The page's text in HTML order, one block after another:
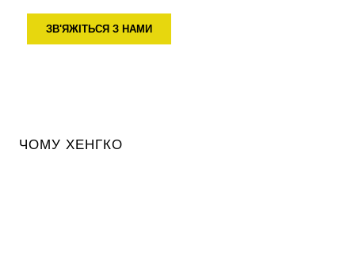
ЗВ'ЯЖІТЬСЯ З НАМИ
ЧОМУ ХЕНГКО